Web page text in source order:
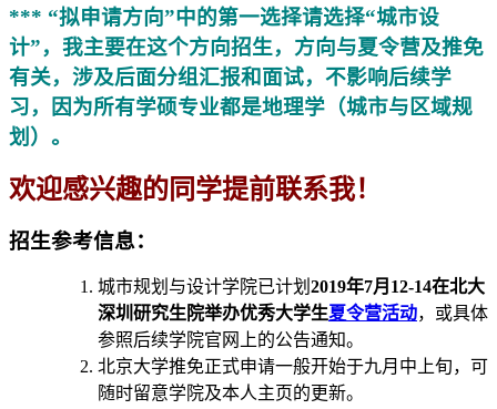
*** “拟申请方向”中的第一选择请选择“城市设
计”，我主要在这个方向招生，方向与夏令营及推免
有关，涉及后面分组汇报和面试，不影响后续学
习，因为所有学硕专业都是地理学（城市与区域规
划）。
欢迎感兴趣的同学提前联系我！
招生参考信息：
城市规划与设计学院已计划 2019年7月12-14在北大
深圳研究生院举办优秀大学生夏令营活动，或具体
参照后续学院官网上的公告通知。
北京大学推免正式申请一般开始于九月中上旬，可
随时留意学院及本人主页的更新。